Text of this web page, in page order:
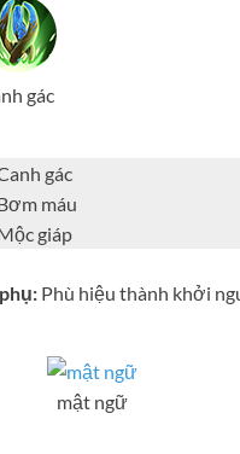
gác
gác
máu
giáp
Phù hiệu thành khởi
mật ngữ